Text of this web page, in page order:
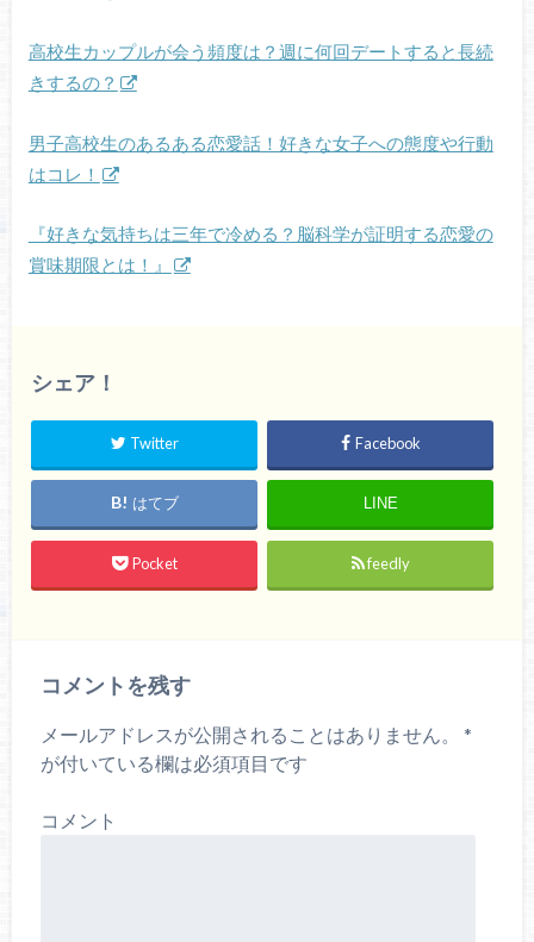
高校生カップルが会う頻度は？週に何回デートすると長続
きするの？
男子高校生のあるある恋愛話！好きな女子への態度や行動
はコレ！
『好きな気持ちは三年で冷める？脳科学が証明する恋愛の
賞味期限とは！』
シェア！
Twitter Facebook
はてブ LINE
Pocket feedly
コメントを残す
メールアドレスが公開されることはありません。
*
が付いている欄は必須項目です
コメント